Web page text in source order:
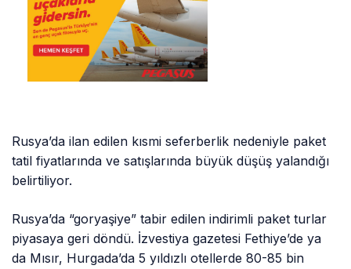
Rusya’da ilan edilen kısmi seferberlik nedeniyle paket
tatil fiyatlarında ve satışlarında büyük düşüş yalandığı
belirtiliyor.
Rusya’da “goryaşiye” tabir edilen indirimli paket turlar
piyasaya geri döndü. İzvestiya gazetesi Fethiye’de ya
da Mısır, Hurgada’da 5 yıldızlı otellerde 80-85 bin